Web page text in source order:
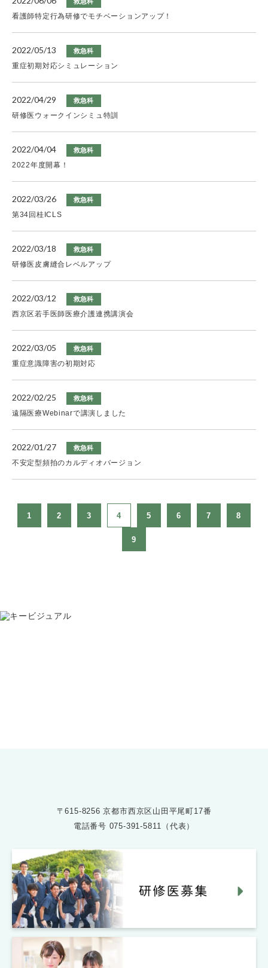
看護師特定行為研修でモチベーションアップ！
2022/05/13 救急科
重症初期対応シミュレーション
2022/04/29 救急科
研修医ウォークインシミュ特訓
2022/04/04 救急科
2022年度開幕！
2022/03/26 救急科
第34回桂ICLS
2022/03/18 救急科
研修医皮膚縫合レベルアップ
2022/03/12 救急科
西京区若手医師医療介護連携講演会
2022/03/05 救急科
重症意識障害の初期対応
2022/02/25 救急科
遠隔医療Webinarで講演しました
2022/01/27 救急科
不安定型頻拍のカルディオバージョン
1 2 3 4 5 6 7 8
9
〒615-8256 京都市西京区山田平尾町17番
電話番号 075-391-5811（代表）